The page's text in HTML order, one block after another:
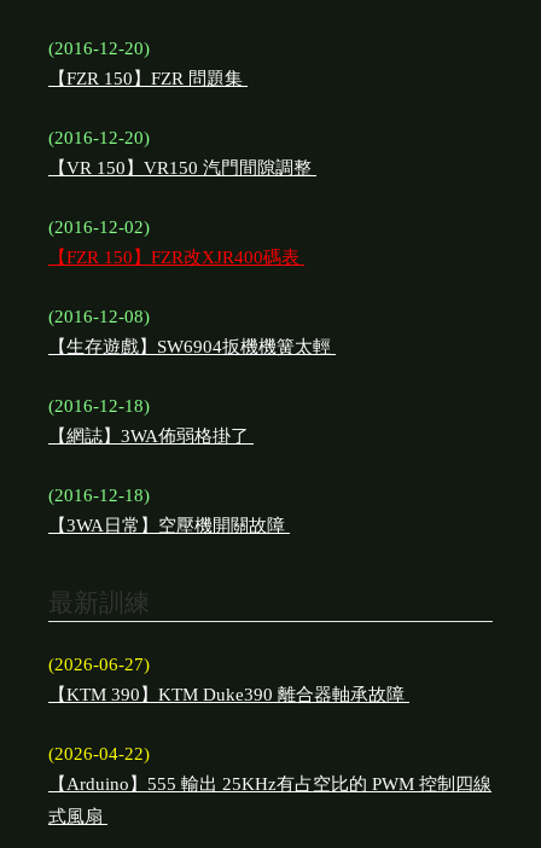
(2016-12-20)
【FZR 150】FZR 問題集
(2016-12-20)
【VR 150】VR150 汽門間隙調整
(2016-12-02)
【FZR 150】FZR改XJR400碼表
(2016-12-08)
【生存遊戲】SW6904扳機機簧太輕
(2016-12-18)
【網誌】3WA佈弱格掛了
(2016-12-18)
【3WA日常】空壓機開關故障
最新訓練
(2026-06-27)
【KTM 390】KTM Duke390 離合器軸承故障
(2026-04-22)
【Arduino】555 輸出 25KHz有占空比的 PWM 控制四線
式風扇